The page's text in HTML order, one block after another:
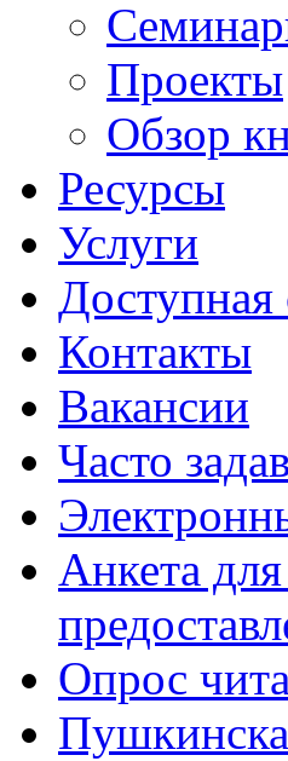
Проекты
Обзор
Ресурсы
Услуги
Доступная
Контакты
Вакансии
Часто
Анкета
Опрос